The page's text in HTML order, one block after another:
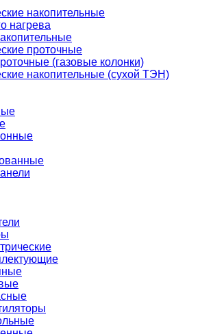
накопительные
нагрева
проточные
(газовые колонки)
накопительные (сухой ТЭН)